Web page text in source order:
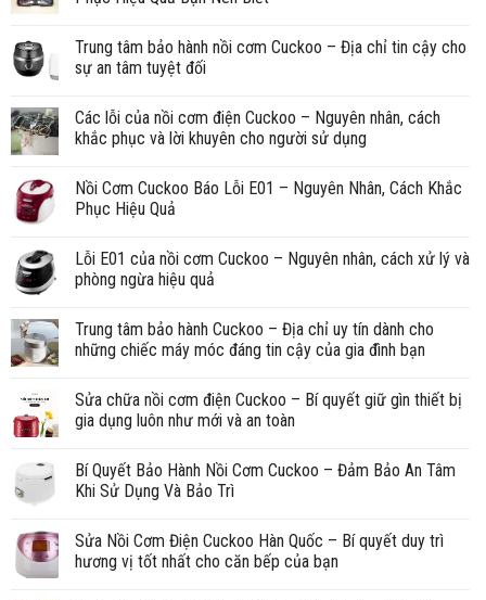
Trung tâm bảo hành nồi cơm Cuckoo – Địa chỉ tin cậy cho
sự an tâm tuyệt đối
Các lỗi của nồi cơm điện Cuckoo – Nguyên nhân, cách
khắc phục và lời khuyên cho người sử dụng
Nồi Cơm Cuckoo Báo Lỗi E01 – Nguyên Nhân, Cách Khắc
Phục Hiệu Quả
Lỗi E01 của nồi cơm Cuckoo – Nguyên nhân, cách xử lý và
phòng ngừa hiệu quả
Trung tâm bảo hành Cuckoo – Địa chỉ uy tín dành cho
những chiếc máy móc đáng tin cậy của gia đình bạn
Sửa chữa nồi cơm điện Cuckoo – Bí quyết giữ gìn thiết bị
gia dụng luôn như mới và an toàn
Bí Quyết Bảo Hành Nồi Cơm Cuckoo – Đảm Bảo An Tâm
Khi Sử Dụng Và Bảo Trì
Sửa Nồi Cơm Điện Cuckoo Hàn Quốc – Bí quyết duy trì
hương vị tốt nhất cho căn bếp của bạn